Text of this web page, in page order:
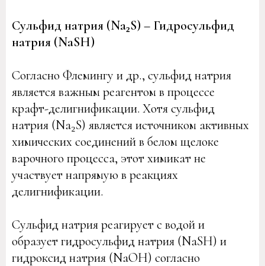
Сульфид натрия (Na₂S) – Гидросульфид
натрия (NaSH)
Согласно Флемингу и др., сульфид натрия
является важным реагентом в процессе
крафт-делигнификации. Хотя сульфид
натрия (Na₂S) является источником активных
химических соединений в белом щелоке
варочного процесса, этот химикат не
участвует напрямую в реакциях
делигнификации.
Сульфид натрия реагирует с водой и
образует гидросульфид натрия (NaSH) и
гидроксид натрия (NaOH) согласно